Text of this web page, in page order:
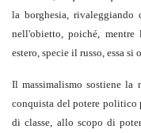
la borghesia, rivaleggiando
nell'obietto, poiché,
estero, specie il russo, essa
Il massimalismo sostiene la
conquista del potere politico
di classe, allo scopo di